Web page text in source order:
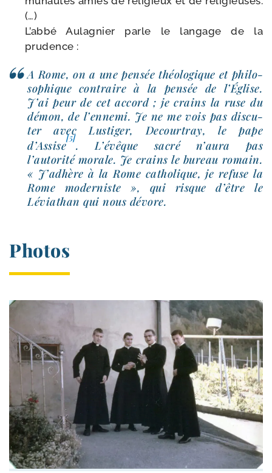
(…)
L’abbé Aulagnier parle le lan­gage de la
prudence :
A Rome, on a une pen­sée théo­lo­gique et phi­lo­
so­phique contraire à la pen­sée de l’Église.
J’ai peur de cet accord ; je crains la ruse du
démon, de l’ennemi. Je ne me vois pas dis­cu­
ter avec Lustiger, Decourtray, le pape
d’Assise
[5]
. L’évêque sacré n’aura pas
l’autorité morale. Je crains le bureau romain.
« J’adhère à la Rome catho­lique, je refuse la
Rome moder­niste », qui risque d’être le
Léviathan qui nous dévore.
Photos